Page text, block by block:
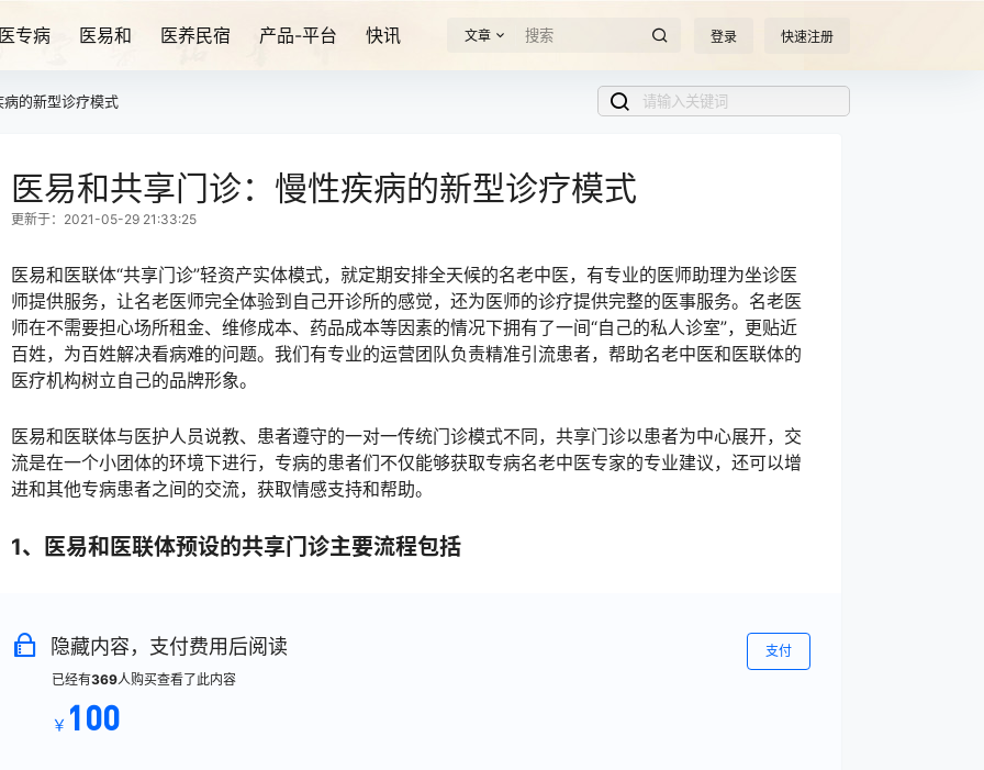
专病 医易和 医养民宿 产品-平台 快讯 文章 登录 快速注册
的新型诊疗模式
医易和共享门诊：慢性疾病的新型诊疗模式
更新于：2021-05-29 21:33:25
医易和医联体“共享门诊”轻资产实体模式，就定期安排全天候的名老中医，有专业的医师助理为坐诊医
师提供服务，让名老医师完全体验到自己开诊所的感觉，还为医师的诊疗提供完整的医事服务。名老医
师在不需要担心场所租金、维修成本、药品成本等因素的情况下拥有了一间“自己的私人诊室”，更贴近
百姓，为百姓解决看病难的问题。我们有专业的运营团队负责精准引流患者，帮助名老中医和医联体的
医疗机构树立自己的品牌形象。
医易和医联体与医护人员说教、患者遵守的一对一传统门诊模式不同，共享门诊以患者为中心展开，交
流是在一个小团体的环境下进行，专病的患者们不仅能够获取专病名老中医专家的专业建议，还可以增
进和其他专病患者之间的交流，获取情感支持和帮助。
1、医易和医联体预设的共享门诊主要流程包括
隐藏内容，支付费用后阅读
已经有369人购买查看了此内容
￥ 100
支付